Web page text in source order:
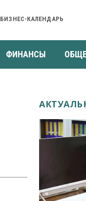
БИЗНЕС-КАЛЕНДАРЬ
ФИНАНСЫ